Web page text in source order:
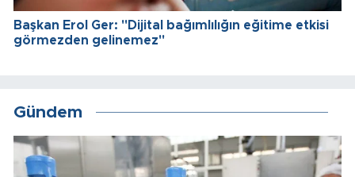
Başkan Erol Ger: "Dijital bağımlılığın eğitime etkisi
görmezden gelinemez"
Gündem